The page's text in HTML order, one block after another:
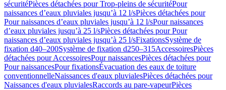
sécuritéPièces détachées pour Trop-pleins de sécuritéPour
naissances d’eaux pluviales jusqu’à 12 l/sPièces détachées pour
Pour naissances d’eaux pluviales jusqu’à 12 l/sPour naissances
d’eaux pluviales jusqu’à 25 l/sPièces détachées pour Pour
naissances d’eaux pluviales jusqu’à 25 l/sFixationsSystème de
fixation d40–200Système de fixation d250–315AccessoiresPièces
détachées pour AccessoiresPour naissancesPièces détachées pour
Pour naissancesPour fixationsÉvacuation des eaux de toiture
conventionnelleNaissances d'eaux pluvialesPièces détachées pour
Naissances d'eaux pluvialesRaccords au pare-vapeurPièces